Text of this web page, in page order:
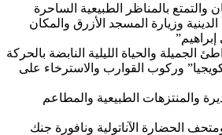
والتمتع بالمناظر الطبيعية الساحرة
وزيارة المسجد الأزرق والمكان
الجميلة والحياة الليلية النابضة بالحركة
وركوب القوارب والاسترخاء على
والمنتزهات الطبيعية والمطاعم
الحضارة الآناتولية ونافورة جنك